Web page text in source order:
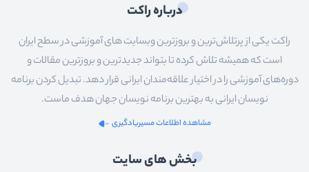
درباره راکت
راکت یکی از پرتلاش‌ترین و بروزترین وبسایت های آموزشی در سطح ایران
است که همیشه تلاش کرده تا بتواند جدیدترین و بروزترین مقالات و
دوره‌های آموزشی را در اختیار علاقه‌مندان ایرانی قرار دهد. تبدیل کردن برنامه
نویسان ایرانی به بهترین برنامه نویسان جهان هدف ماست.
مشاهده اطلاعات مسیریادگیری
بخش های سایت